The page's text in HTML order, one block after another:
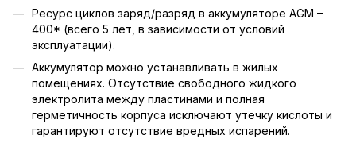
Ресурс циклов заряд/разряд в аккумуляторе AGM –
400* (всего 5 лет, в зависимости от условий
эксплуатации).
Аккумулятор можно устанавливать в жилых
помещениях. Отсутствие свободного жидкого
электролита между пластинами и полная
герметичность корпуса исключают утечку кислоты и
гарантируют отсутствие вредных испарений.